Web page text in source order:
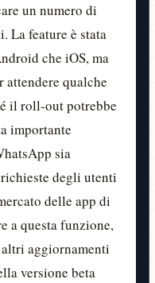
un numero di
La feature è stata
che iOS, ma
qualche
il roll-out potrebbe
importante
sia
degli utenti
delle app di
a questa funzione,
aggiornamenti
versione beta